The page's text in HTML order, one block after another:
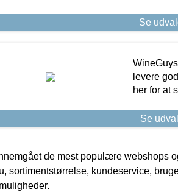
Se
levere
her for at
Se
de mest populære webshops
sortimentstørrelse, kundeservice,